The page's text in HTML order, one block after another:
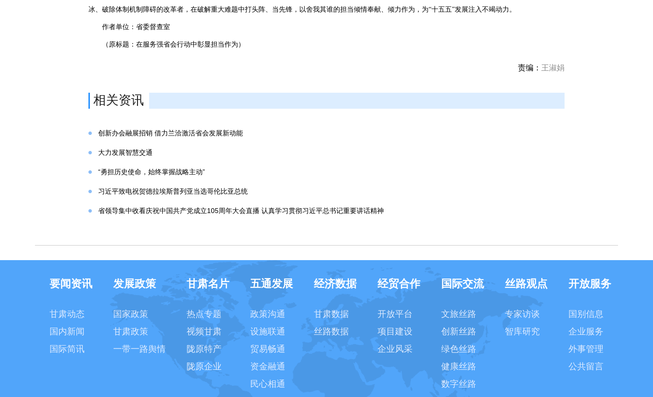
冰、破除体制机制障碍的改革者，在破解重大难题中打头阵、当先锋，以舍我其谁的担当倾情奉献、倾力作为，为“十五五”发展注入不竭动力。
作者单位：省委督查室
（原标题：在服务强省会行动中彰显担当作为）
责编： 王淑娟
相关资讯
创新办会融展招销 借力兰洽激活省会发展新动能
大力发展智慧交通
“勇担历史使命，始终掌握战略主动”
习近平致电祝贺德拉埃斯普列亚当选哥伦比亚总统
省领导集中收看庆祝中国共产党成立105周年大会直播 认真学习贯彻习近平总书记重要讲话精神
要闻资讯
甘肃动态
国内新闻
国际简讯
发展政策
国家政策
甘肃政策
一带一路舆情
甘肃名片
热点专题
视频甘肃
陇原特产
陇原企业
五通发展
政策沟通
设施联通
贸易畅通
资金融通
民心相通
经济数据
甘肃数据
丝路数据
经贸合作
开放平台
项目建设
企业风采
国际交流
文旅丝路
创新丝路
绿色丝路
健康丝路
数字丝路
丝路观点
专家访谈
智库研究
开放服务
国别信息
企业服务
外事管理
公共留言